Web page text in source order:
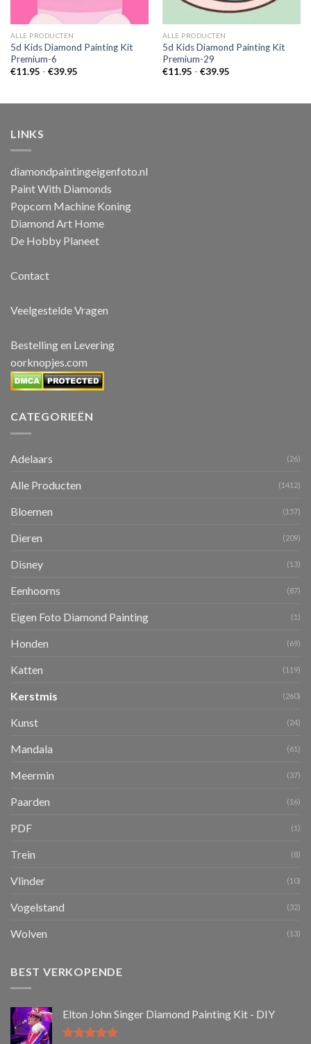
ALLE PRODUCTEN
5d Kids Diamond Painting Kit
Premium-6
€11.95 - €39.95Prijsklasse:
ALLE PRODUCTEN
5d Kids Diamond Painting Kit
Premium-29
€11.95 - €39.95Prijsklasse:
LINKS
diamondpaintingeigenfoto.nl
Paint With Diamonds
Popcorn Machine Koning
Diamond Art Home
De Hobby Planeet
Contact
Veelgestelde Vragen
Bestelling en Levering
oorknopjes.com
CATEGORIEËN
Adelaars (26)
Alle Producten (1412)
Bloemen (157)
Dieren (209)
Disney (13)
Eenhoorns (87)
Eigen Foto Diamond Painting (1)
Honden (69)
Katten (119)
Kerstmis (260)
Kunst (24)
Mandala (61)
Meermin (37)
Paarden (16)
PDF (1)
Trein (8)
Vlinder (10)
Vogelstand (32)
Wolven (13)
BEST VERKOPENDE
Elton John Singer Diamond Painting Kit - DIY